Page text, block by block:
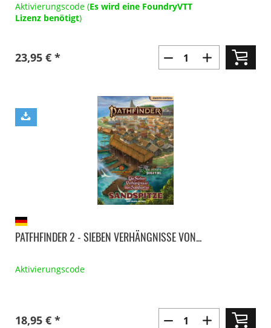
Aktivierungscode (Es wird eine FoundryVTT
Lizenz benötigt)
23,95 € *
PATFHFINDER 2 - SIEBEN VERHÄNGNISSE VON...
Aktivierungscode
18,95 € *